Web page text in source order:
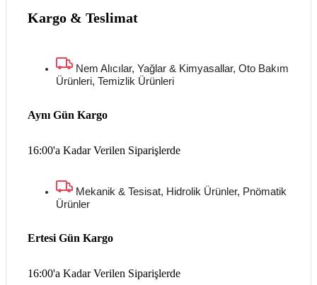
Kargo & Teslimat
Nem Alıcılar, Yağlar & Kimyasallar, Oto Bakım
Ürünleri, Temizlik Ürünleri
16:00'a Kadar Verilen Siparişlerde
Aynı Gün Kargo
Mekanik & Tesisat, Hidrolik Ürünler, Pnömatik
Ürünler
16:00'a Kadar Verilen Siparişlerde
Ertesi Gün Kargo